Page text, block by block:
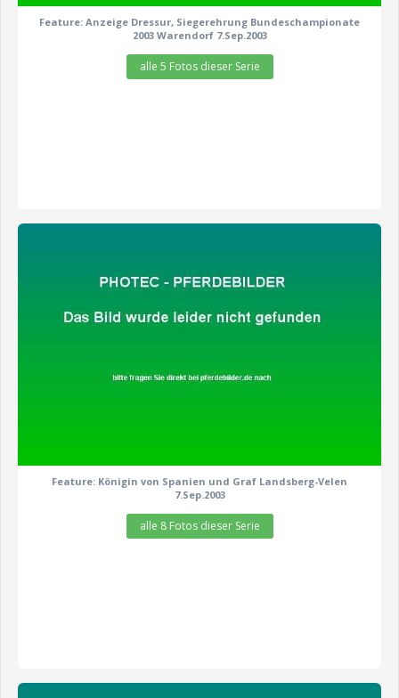
Feature: Anzeige Dressur, Siegerehrung Bundeschampionate
2003 Warendorf 7.Sep.2003
alle 5 Fotos dieser Serie
Feature: Königin von Spanien und Graf Landsberg-Velen
7.Sep.2003
alle 8 Fotos dieser Serie